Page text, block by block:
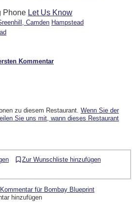
Phone Let Us Know
Camden Hampstead
Kommentar
zu diesem Restaurant. Wenn Sie der
Sie uns mit, wann dieses Restaurant
Zur Wunschliste hinzufügen
für Bombay Blueprint
hinzufügen